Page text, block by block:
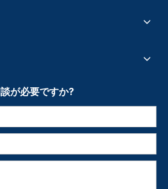
が必要ですか?